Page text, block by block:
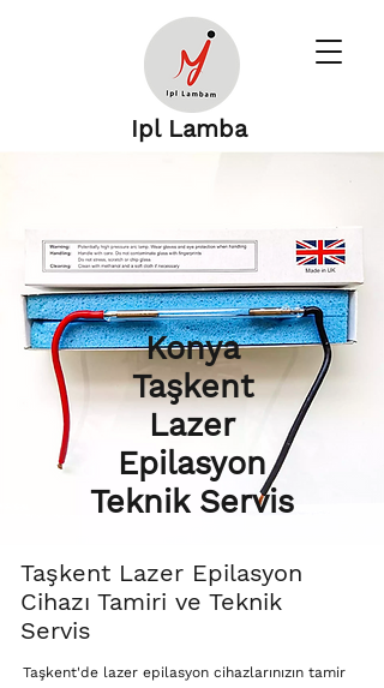
Ipl Lamba
Konya
Taşkent
Lazer
Epilasyon
Teknik Servis
Taşkent Lazer Epilasyon
Cihazı Tamiri ve Teknik
Servis
Taşkent'de lazer epilasyon cihazlarınızın tamir